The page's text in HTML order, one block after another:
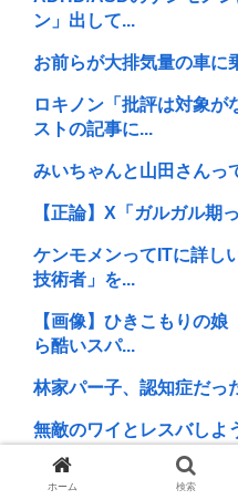
ン」出して...
お前らが大排気量の車に
ロキノン「批評は対象が
ストの記事に...
みいちゃんと山田さんっ
【正論】X「ガルガル期
ケンモメンってITに詳し
技術者」を...
【画像】ひきこもりの
ら酷いスパ...
林家パー子、認知症だっ
無敵のワイとレスバしよ
(ヽ´ん`)「ぼくはケンモ
ホーム 検索